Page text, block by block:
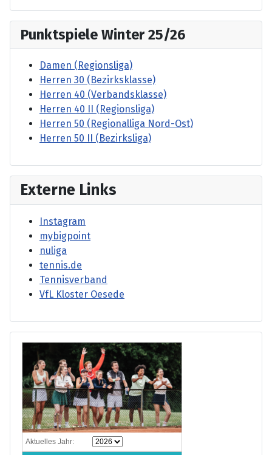
Punktspiele Winter 25/26
Damen (Regionsliga)
Herren 30 (Bezirksklasse)
Herren 40 (Verbandsklasse)
Herren 40 II (Regionsliga)
Herren 50 (Regionalliga Nord-Ost)
Herren 50 II (Bezirksliga)
Externe Links
Instagram
mybigpoint
nuliga
tennis.de
Tennisverband
VfL Kloster Oesede